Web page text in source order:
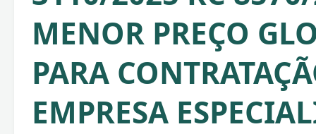
MENOR PREÇO
PARA
EMPRESA